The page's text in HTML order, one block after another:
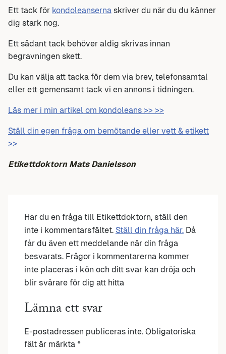
Ett tack för kondoleanserna skriver du när du du känner
dig stark nog.
Ett sådant tack behöver aldig skrivas innan
begravningen skett.
Du kan välja att tacka för dem via brev, telefonsamtal
eller ett gemensamt tack vi en annons i tidningen.
Läs mer i min artikel om kondoleans >> >>
Ställ din egen fråga om bemötande eller vett & etikett
>>
Etikettdoktorn Mats Danielsson
Har du en fråga till Etikettdoktorn, ställ den
inte i kommentarsfältet. Ställ din fråga här. Då
får du även ett meddelande när din fråga
besvarats. Frågor i kommentarerna kommer
inte placeras i kön och ditt svar kan dröja och
blir svårare för dig att hitta
Lämna ett svar
E-postadressen publiceras inte. Obligatoriska
fält är märkta *